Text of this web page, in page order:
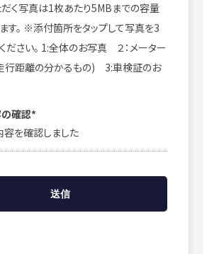
く写真は1枚あたり5MBまでの容量
す。 ※添付箇所をタップして写真を3
ださい。 1:全体のお写真 ２：メーター
行距離の分かるもの) 3:車検証のお
確認*
容を確認しました